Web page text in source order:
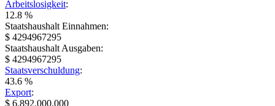
Arbeitslosigkeit:
12.8 %
Staatshaushalt Einnahmen:
$ 4294967295
Staatshaushalt Ausgaben:
$ 4294967295
Staatsverschuldung:
43.6 %
Export:
$ 6.892.000.000